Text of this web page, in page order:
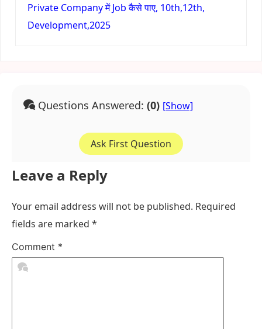
Private Company में Job कैसे पाए, 10th,12th,
Development,2025
Questions Answered: (0)
Ask First Question
Leave a Reply
Your email address will not be published. Required
fields are marked *
Comment *